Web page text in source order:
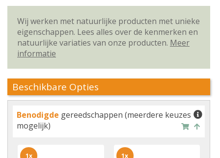
Wij werken met natuurlijke producten met unieke
eigenschappen. Lees alles over de kenmerken en
natuurlijke variaties van onze producten. Meer
informatie
Beschikbare Opties
Benodigde gereedschappen (meerdere keuzes
mogelijk)
1x 1x